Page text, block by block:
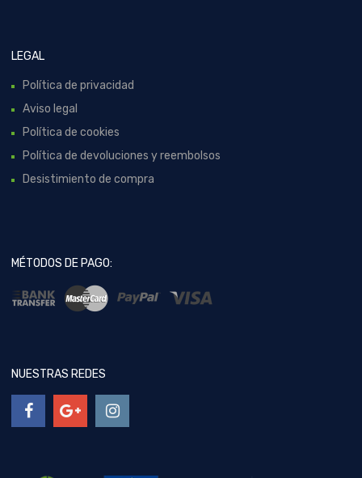
LEGAL
Política de privacidad
Aviso legal
Política de cookies
Política de devoluciones y reembolsos
Desistimiento de compra
MÉTODOS DE PAGO:
NUESTRAS REDES